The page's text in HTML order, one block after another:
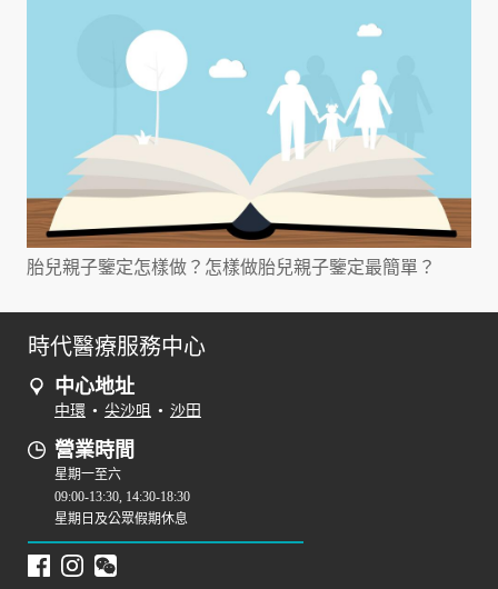
胎兒親子鑒定怎樣做？怎樣做胎兒親子鑒定最簡單？
時代醫療服務中心
中心地址
中環 • 尖沙咀 • 沙田
營業時間
星期一至六
09:00-13:30, 14:30-18:30
星期日及公眾假期休息